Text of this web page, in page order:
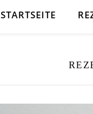
STARTSEITE